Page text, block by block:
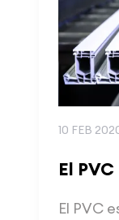
10 FEB
El PVC
El PVC